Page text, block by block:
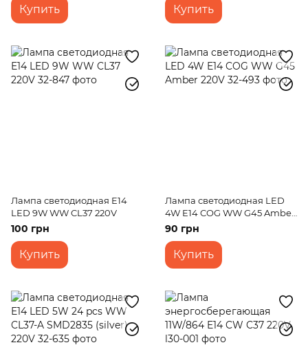
Купить Купить
Лампа светодиодная E14
LED 9W WW CL37 220V
100 грн
Купить
Лампа светодиодная LED
4W E14 COG WW G45 Amber
220V
90 грн
Купить